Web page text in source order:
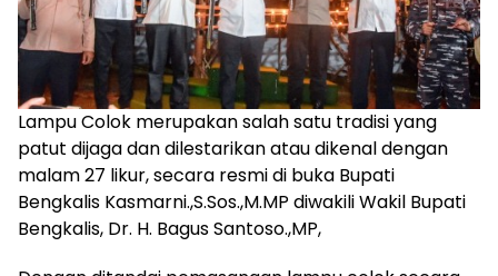
Lampu Colok merupakan salah satu tradisi yang
patut dijaga dan dilestarikan atau dikenal dengan
malam 27 likur, secara resmi di buka Bupati
Bengkalis Kasmarni.,S.Sos.,M.MP diwakili Wakil Bupati
Bengkalis, Dr. H. Bagus Santoso.,MP,